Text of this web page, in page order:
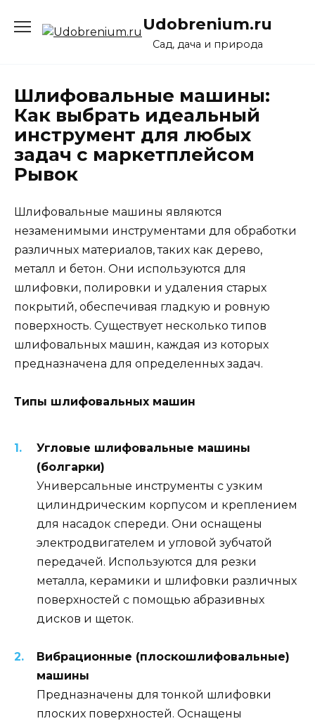
содержанию
Udobrenium.ru
Сад, дача и природа
Шлифовальные машины:
Как выбрать идеальный
инструмент для любых
задач с маркетплейсом
Рывок
Шлифовальные машины являются
незаменимыми инструментами для обработки
различных материалов, таких как дерево,
металл и бетон. Они используются для
шлифовки, полировки и удаления старых
покрытий, обеспечивая гладкую и ровную
поверхность. Существует несколько типов
шлифовальных машин, каждая из которых
предназначена для определенных задач.
Типы шлифовальных машин
Угловые шлифовальные машины
(болгарки)
Универсальные инструменты с узким
цилиндрическим корпусом и креплением
для насадок спереди. Они оснащены
электродвигателем и угловой зубчатой
передачей. Используются для резки
металла, керамики и шлифовки различных
поверхностей с помощью абразивных
дисков и щеток.
Вибрационные (плоскошлифовальные)
машины
Предназначены для тонкой шлифовки
плоских поверхностей. Оснащены